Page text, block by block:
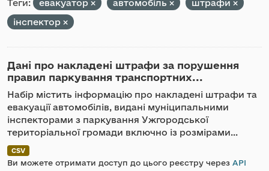
Теги: евакуатор автомобіль
штрафи
інспектор
Дані про накладені штрафи за порушення
правил паркування транспортних...
Набір містить інформацію про накладені штрафи та
евакуації автомобілів, видані муніципальними
інспекторами з паркування Ужгородської
територіальної громади включно із розмірами...
CSV
Ви можете отримати доступ до цього реєстру через API